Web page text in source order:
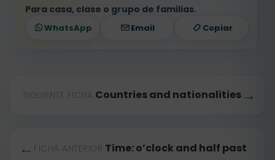
Para casa, clase o grupo de familias.
WhatsApp Email Copiar
← FICHA ANTERIOR Time: o’clock and half past
SIGUIENTE FICHA Countries and nationalities →